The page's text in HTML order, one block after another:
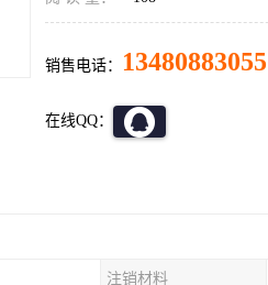
销售电话： 13480883055
在线QQ：
注销材料